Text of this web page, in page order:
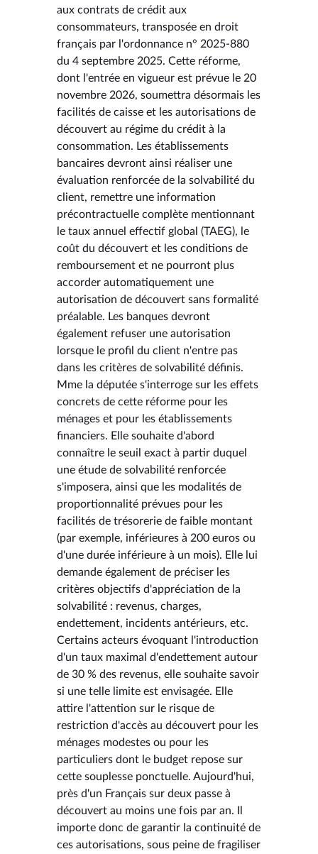
aux contrats de crédit aux
consommateurs, transposée en droit
français par l'ordonnance n° 2025-880
du 4 septembre 2025. Cette réforme,
dont l'entrée en vigueur est prévue le 20
novembre 2026, soumettra désormais les
facilités de caisse et les autorisations de
découvert au régime du crédit à la
consommation. Les établissements
bancaires devront ainsi réaliser une
évaluation renforcée de la solvabilité du
client, remettre une information
précontractuelle complète mentionnant
le taux annuel effectif global (TAEG), le
coût du découvert et les conditions de
remboursement et ne pourront plus
accorder automatiquement une
autorisation de découvert sans formalité
préalable. Les banques devront
également refuser une autorisation
lorsque le profil du client n'entre pas
dans les critères de solvabilité définis.
Mme la députée s'interroge sur les effets
concrets de cette réforme pour les
ménages et pour les établissements
financiers. Elle souhaite d'abord
connaître le seuil exact à partir duquel
une étude de solvabilité renforcée
s'imposera, ainsi que les modalités de
proportionnalité prévues pour les
facilités de trésorerie de faible montant
(par exemple, inférieures à 200 euros ou
d'une durée inférieure à un mois). Elle lui
demande également de préciser les
critères objectifs d'appréciation de la
solvabilité : revenus, charges,
endettement, incidents antérieurs, etc.
Certains acteurs évoquant l'introduction
d'un taux maximal d'endettement autour
de 30 % des revenus, elle souhaite savoir
si une telle limite est envisagée. Elle
attire l'attention sur le risque de
restriction d'accès au découvert pour les
ménages modestes ou pour les
particuliers dont le budget repose sur
cette souplesse ponctuelle. Aujourd'hui,
près d'un Français sur deux passe à
découvert au moins une fois par an. Il
importe donc de garantir la continuité de
ces autorisations, sous peine de fragiliser